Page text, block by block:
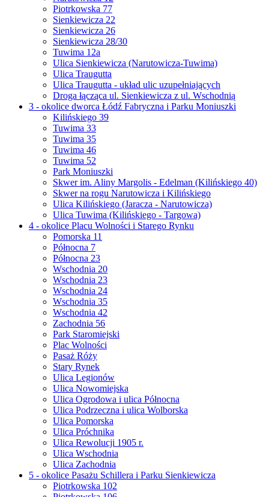
Piotrkowska 77
Sienkiewicza 22
Sienkiewicza 26
Sienkiewicza 28/30
Tuwima 12a
Ulica Sienkiewicza (Narutowicza-Tuwima)
Ulica Traugutta
Ulica Traugutta - układ ulic uzupełniających
Droga łącząca ul. Sienkiewicza z ul. Wschodnią
3 - okolice dworca Łódź Fabryczna i Parku Moniuszki
Kilińskiego 39
Tuwima 33
Tuwima 35
Tuwima 46
Tuwima 52
Park Moniuszki
Skwer im. Aliny Margolis - Edelman (Kilińskiego 40)
Skwer na rogu Narutowicza i Kilińskiego
Ulica Kilińskiego (Jaracza - Narutowicza)
Ulica Tuwima (Kilińskiego - Targowa)
4 - okolice Placu Wolności i Starego Rynku
Pomorska 11
Północna 7
Północna 23
Wschodnia 20
Wschodnia 23
Wschodnia 24
Wschodnia 35
Wschodnia 42
Zachodnia 56
Park Staromiejski
Plac Wolności
Pasaż Róży
Stary Rynek
Ulica Legionów
Ulica Nowomiejska
Ulica Ogrodowa i ulica Północna
Ulica Podrzeczna i ulica Wolborska
Ulica Pomorska
Ulica Próchnika
Ulica Rewolucji 1905 r.
Ulica Wschodnia
Ulica Zachodnia
5 - okolice Pasażu Schillera i Parku Sienkiewicza
Piotrkowska 102